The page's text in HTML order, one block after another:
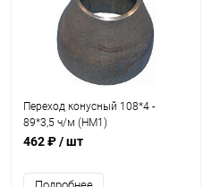
Переход конусный 108*4 -
89*3,5 ч/м (НМ1)
462 ₽/ шт